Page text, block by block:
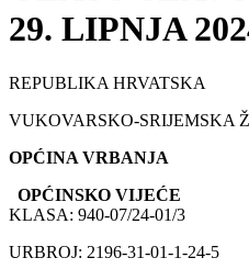
29. LIPNJA
REPUBLIKA HRVATSKA
VUKOVARSKO-SRIJEMSKA
OPĆINA VRBANJA
OPĆINSKO VIJEĆE
KLASA: 940-07/24-01/3
URBROJ: 2196-31-01-1-24-5